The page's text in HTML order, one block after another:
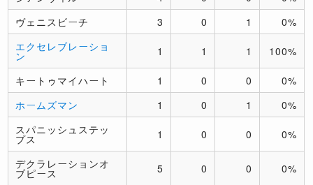
ヴェニスビーチ
3 0 1
0%
エクセレブレーショ
ン 1 1 1 100%
キートゥマイハート 1 0 0
0%
ホームズマン
1 0 1
0%
スパニッシュステッ
プス 1 0 0 0%
デクラレーションオ
ブピース 5 0 0 0%